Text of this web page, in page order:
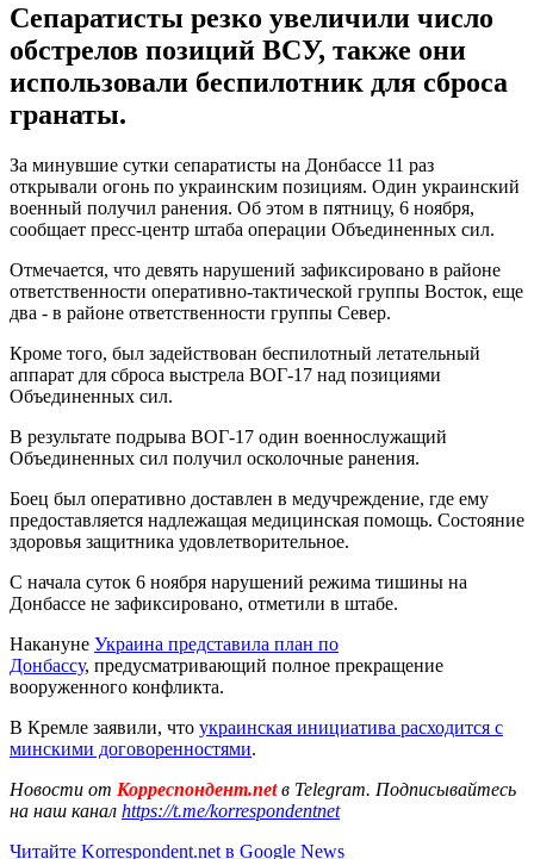
Сепаратисты резко увеличили число
обстрелов позиций ВСУ, также они
использовали беспилотник для сброса
гранаты.
За минувшие сутки сепаратисты на Донбассе 11 раз
открывали огонь по украинским позициям. Один украинский
военный получил ранения. Об этом в пятницу, 6 ноября,
сообщает пресс-центр штаба операции Объединенных сил.
Отмечается, что девять нарушений зафиксировано в районе
ответственности оперативно-тактической группы Восток, еще
два - в районе ответственности группы Север.
Кроме того, был задействован беспилотный летательный
аппарат для сброса выстрела ВОГ-17 над позициями
Объединенных сил.
В результате подрыва ВОГ-17 один военнослужащий
Объединенных сил получил осколочные ранения.
Боец был оперативно доставлен в медучреждение, где ему
предоставляется надлежащая медицинская помощь. Состояние
здоровья защитника удовлетворительное.
С начала суток 6 ноября нарушений режима тишины на
Донбассе не зафиксировано, отметили в штабе.
Накануне Украина представила план по
Донбассу, предусматривающий полное прекращение
вооруженного конфликта.
В Кремле заявили, что украинская инициатива расходится с
минскими договоренностями.
Новости от Корреспондент.netв Telegram. Подписывайтесь
на наш канал https://t.me/korrespondentnet
Читайте Korrespondent.net в Google News